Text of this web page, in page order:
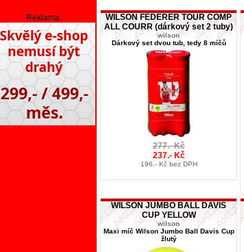
Reklama:
WILSON FEDERER TOUR COMP
ALL COURR (dárkový set 2 tuby)
wilson
Dárkový set dvou tub, tedy 8 míčů
277.- Kč
237.- Kč
196.- Kč bez DPH
WILSON JUMBO BALL DAVIS
CUP YELLOW
wilson
Maxi míč Wilson Jumbo Ball Davis Cup
žlutý